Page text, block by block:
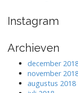
Instagram
Archieven
december
november
augustus 2018